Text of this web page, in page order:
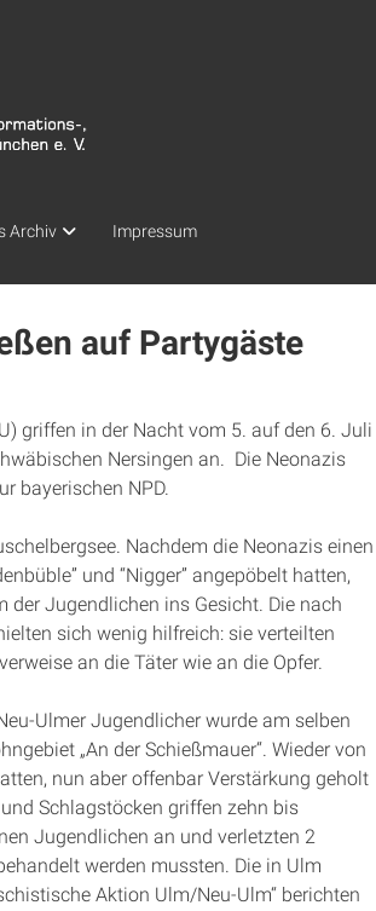
Archiv Impressum
auf Partygäste
griffen in der Nacht vom 5. auf den 6. Juli
Nersingen an. Die Neonazis
bayerischen NPD.
Nachdem die Neonazis einen
und “Nigger” angepöbelt hatten,
der Jugendlichen ins Gesicht. Die nach
sich wenig hilfreich: sie verteilten
an die Täter wie an die Opfer.
Ulmer Jugendlicher wurde am selben
„An der Schießmauer“. Wieder von
nun aber offenbar Verstärkung geholt
Schlagstöcken griffen zehn bis
Jugendlichen an und verletzten 2
werden mussten. Die in Ulm
Aktion Ulm/Neu-Ulm“ berichten